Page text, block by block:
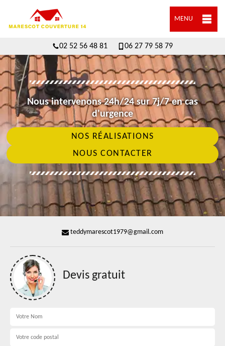
MENU
02 52 56 48 81 06 27 79 58 79
Nous intervenons 24h/24 sur 7j/7 en cas
d'urgence
NOS RÉALISATIONS
NOUS CONTACTER
teddymarescot1979@gmail.com
Devis gratuit